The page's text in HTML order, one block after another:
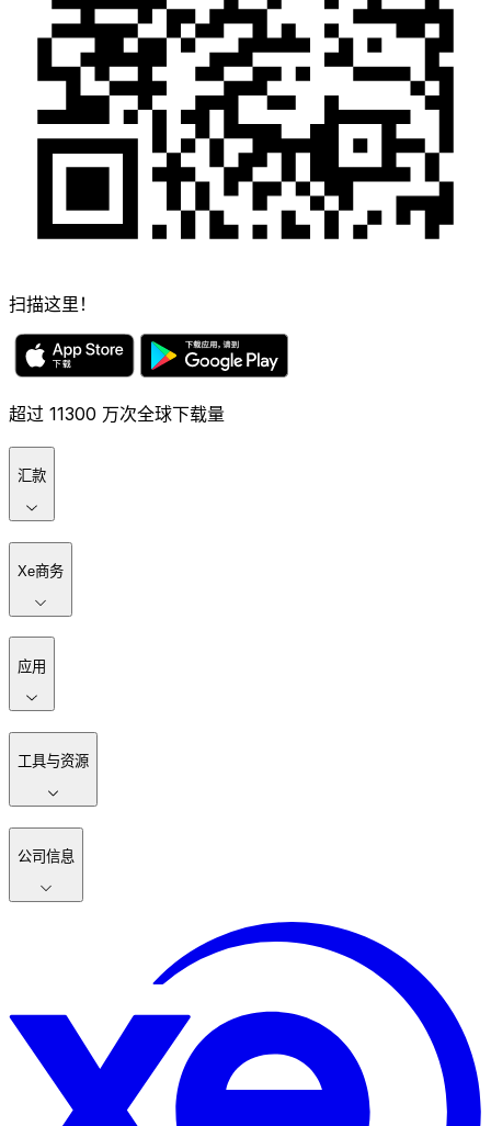
扫描这里！
超过 11300 万次全球下载量
汇款
Xe商务
应用
工具与资源
公司信息